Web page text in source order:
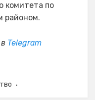
комитета по
районом.
Telegram